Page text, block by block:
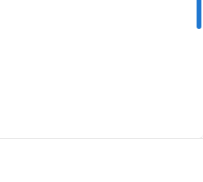
Иркутская
Хмельницкая
область Северо-